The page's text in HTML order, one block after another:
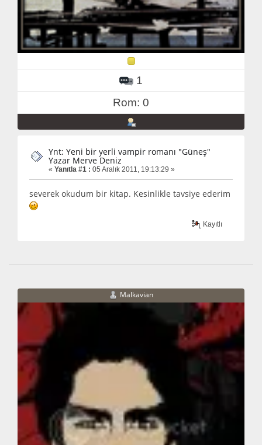
1
Rom: 0
Ynt: Yeni bir yerli vampir romanı "Güneş"
Yazar Merve Deniz
« Yanıtla #1 : 05 Aralık 2011, 19:13:29 »
severek okudum bir kitap. Kesinlikle tavsiye ederim
Kayıtlı
Malkavian